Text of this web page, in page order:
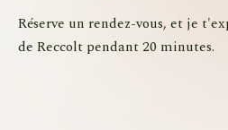
Réserve un rendez-vous, et je
de Reccolt pendant 20 minutes.